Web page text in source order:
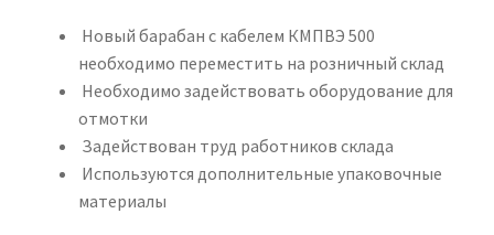
Новый барабан с кабелем КМПВЭ 500
необходимо переместить на розничный склад
Необходимо задействовать оборудование для
отмотки
Задействован труд работников склада
Используются дополнительные упаковочные
материалы